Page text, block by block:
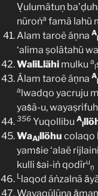
Ṿulumätuņ
nūroṅa famā lahü
Alam taroẽ áṇna A
l
‘alima ṣolātahü
WaliLlähi mulku a
l
Álam taroẽ áṇna A
l
alwadqo yacruju
yaṡã-u,
356 Yuqollibu A
l
WaAlllöhu colaqo
yamṡie ‘alaë
kulli ṡai-iṅ qodīru
ṇ
Llaqod áṅzalnã
Wayaqūlūna